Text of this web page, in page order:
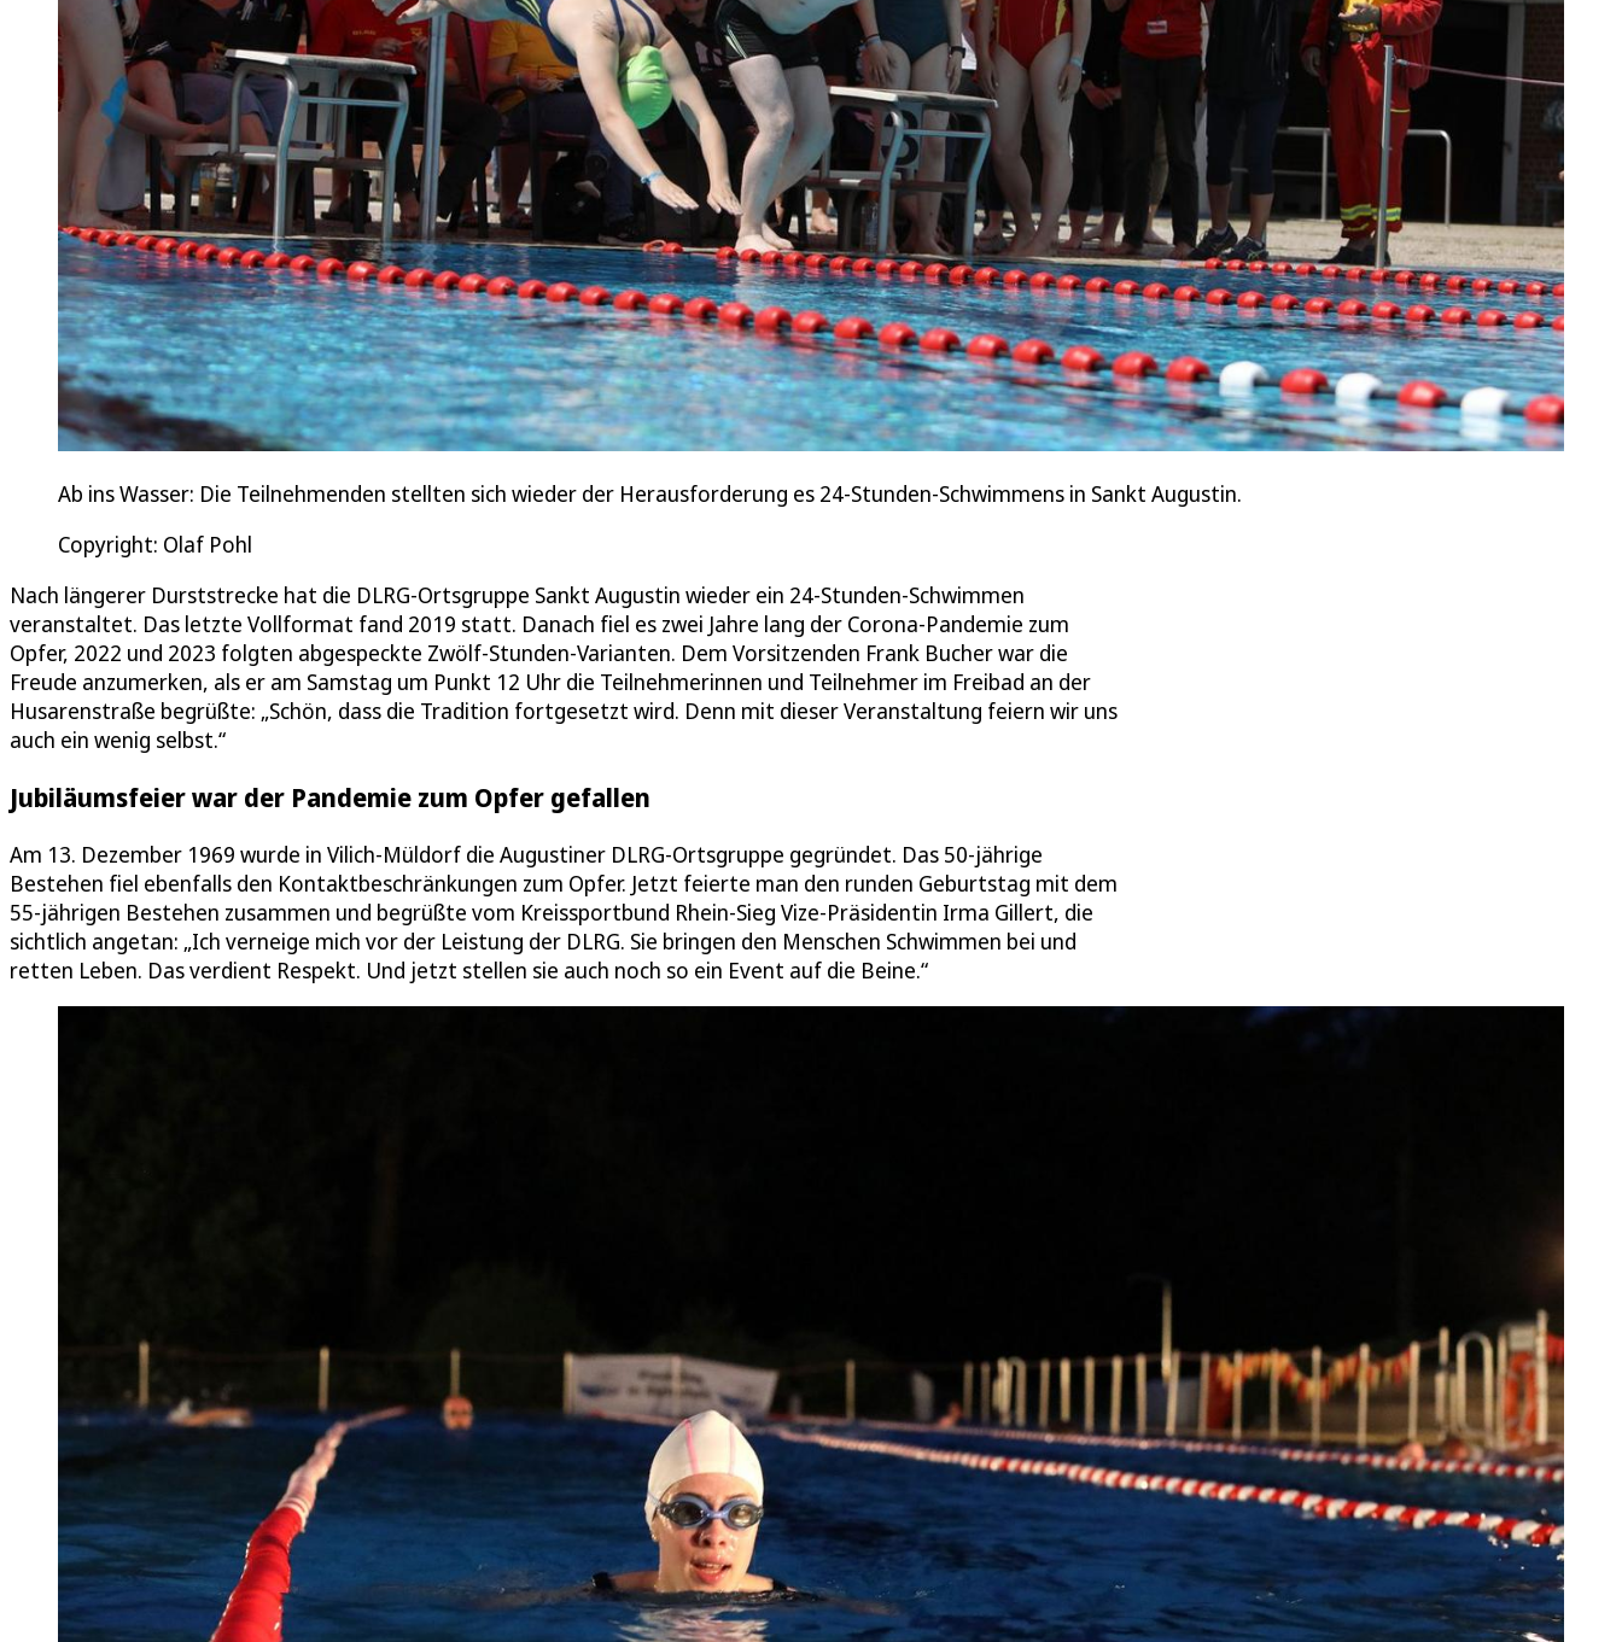
Ab ins Wasser: Die Teilnehmenden stellten sich wieder der Herausforderung es 24-Stunden-Schwimmens in Sankt Augustin.
Copyright: Olaf Pohl
Nach längerer Durststrecke hat die DLRG-Ortsgruppe Sankt Augustin wieder ein 24-Stunden-Schwimmen
veranstaltet. Das letzte Vollformat fand 2019 statt. Danach fiel es zwei Jahre lang der Corona-Pandemie zum
Opfer, 2022 und 2023 folgten abgespeckte Zwölf-Stunden-Varianten. Dem Vorsitzenden Frank Bucher war die
Freude anzumerken, als er am Samstag um Punkt 12 Uhr die Teilnehmerinnen und Teilnehmer im Freibad an der
Husarenstraße begrüßte: „Schön, dass die Tradition fortgesetzt wird. Denn mit dieser Veranstaltung feiern wir uns
auch ein wenig selbst.“
Jubiläumsfeier war der Pandemie zum Opfer gefallen
Am 13. Dezember 1969 wurde in Vilich-Müldorf die Augustiner DLRG-Ortsgruppe gegründet. Das 50-jährige
Bestehen fiel ebenfalls den Kontaktbeschränkungen zum Opfer. Jetzt feierte man den runden Geburtstag mit dem
55-jährigen Bestehen zusammen und begrüßte vom Kreissportbund Rhein-Sieg Vize-Präsidentin Irma Gillert, die
sichtlich angetan: „Ich verneige mich vor der Leistung der DLRG. Sie bringen den Menschen Schwimmen bei und
retten Leben. Das verdient Respekt. Und jetzt stellen sie auch noch so ein Event auf die Beine.“